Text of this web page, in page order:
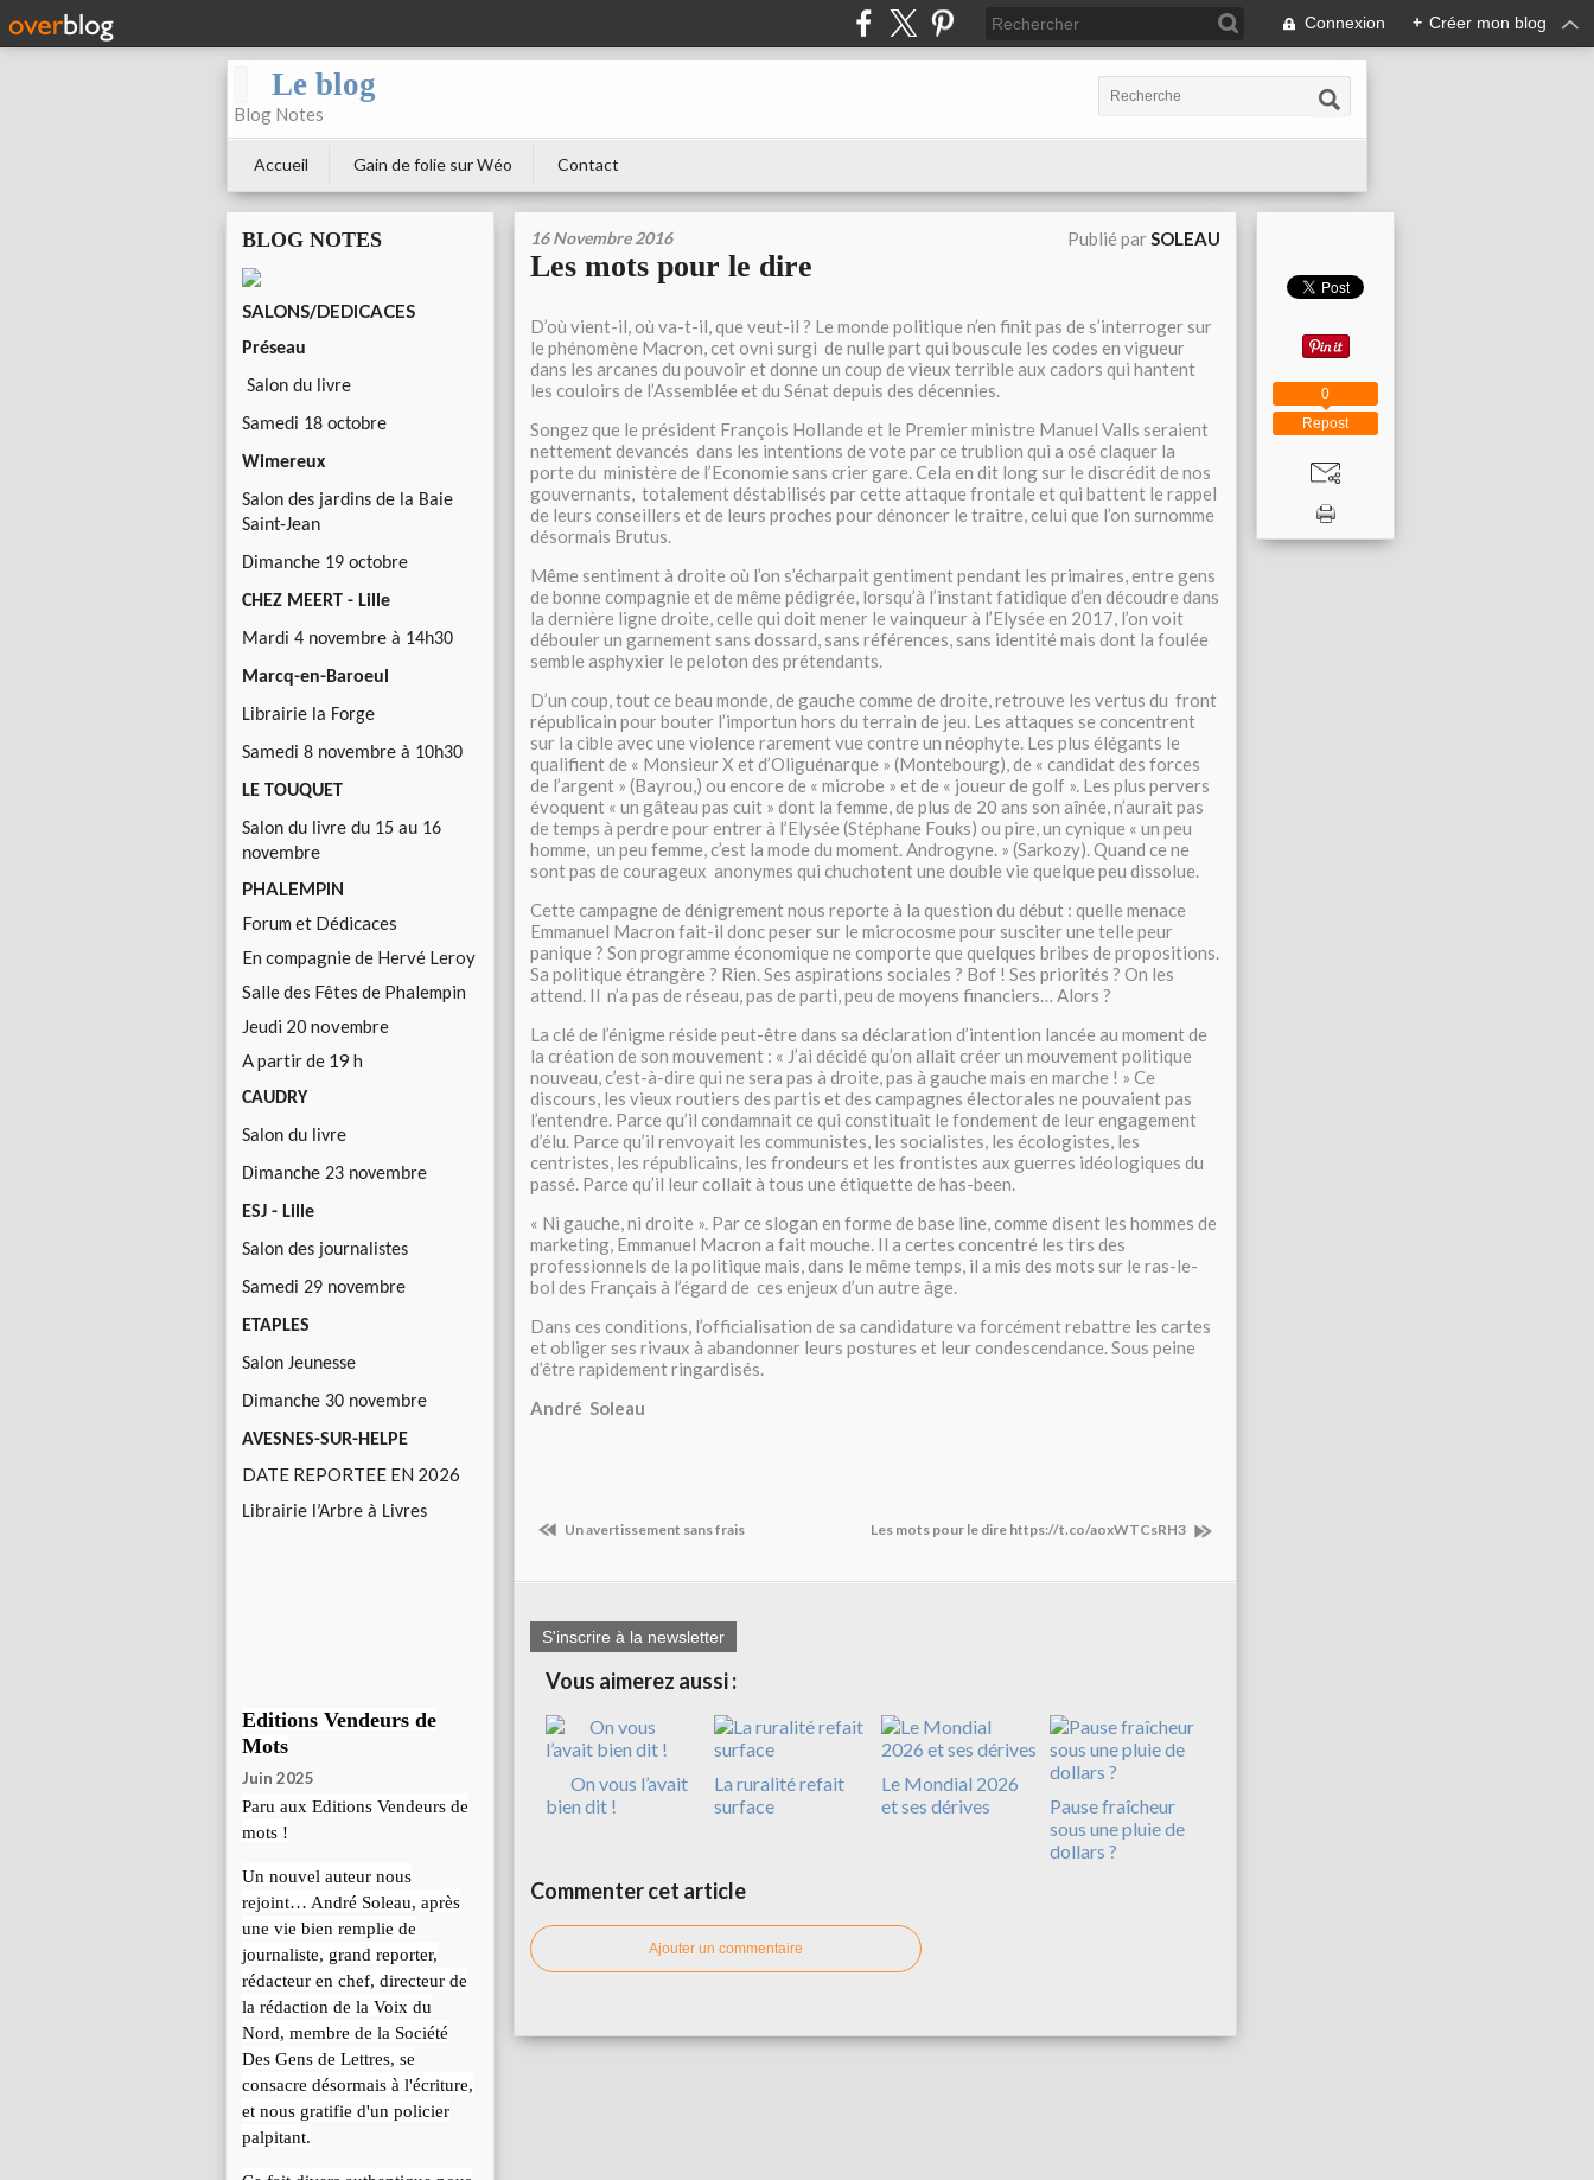
Connexion + Créer mon blog
Le blog
Blog Notes
Accueil Gain de folie sur Wéo Contact
BLOG NOTES
SALONS/DEDICACES
Préseau
Salon du livre
Samedi 18 octobre
Wimereux
Salon des jardins de la Baie
Saint-Jean
Dimanche 19 octobre
CHEZ MEERT - Lille
Mardi 4 novembre à 14h30
Marcq-en-Baroeul
Librairie la Forge
Samedi 8 novembre à 10h30
LE TOUQUET
Salon du livre du 15 au 16
novembre
PHALEMPIN
Forum et Dédicaces
En compagnie de Hervé Leroy
Salle des Fêtes de Phalempin
Jeudi 20 novembre
A partir de 19 h
CAUDRY
Salon du livre
Dimanche 23 novembre
ESJ - Lille
Salon des journalistes
Samedi 29 novembre
ETAPLES
Salon Jeunesse
Dimanche 30 novembre
AVESNES-SUR-HELPE
DATE REPORTEE EN 2026
Librairie l’Arbre à Livres
Editions Vendeurs de
Mots
Juin 2025
Paru aux Editions Vendeurs de
mots !
Un nouvel auteur nous
rejoint… André Soleau, après
une vie bien remplie de
journaliste, grand reporter,
rédacteur en chef, directeur de
la rédaction de la Voix du
Nord, membre de la Société
Des Gens de Lettres, se
consacre désormais à l'écriture,
et nous gratifie d'un policier
palpitant.
16 Novembre 2016 Publié parSOLEAU
Les mots pour le dire
D’où vient-il, où va-t-il, que veut-il ? Le monde politique n’en finit pas de s’interroger sur
le phénomène Macron, cet ovni surgi de nulle part qui bouscule les codes en vigueur
dans les arcanes du pouvoir et donne un coup de vieux terrible aux cadors qui hantent
les couloirs de l’Assemblée et du Sénat depuis des décennies.
Songez que le président François Hollande et le Premier ministre Manuel Valls seraient
nettement devancés dans les intentions de vote par ce trublion qui a osé claquer la
porte du ministère de l’Economie sans crier gare. Cela en dit long sur le discrédit de nos
gouvernants, totalement déstabilisés par cette attaque frontale et qui battent le rappel
de leurs conseillers et de leurs proches pour dénoncer le traitre, celui que l’on surnomme
désormais Brutus.
Même sentiment à droite où l’on s’écharpait gentiment pendant les primaires, entre gens
de bonne compagnie et de même pédigrée, lorsqu’à l’instant fatidique d’en découdre dans
la dernière ligne droite, celle qui doit mener le vainqueur à l’Elysée en 2017, l’on voit
débouler un garnement sans dossard, sans références, sans identité mais dont la foulée
semble asphyxier le peloton des prétendants.
D’un coup, tout ce beau monde, de gauche comme de droite, retrouve les vertus du front
républicain pour bouter l’importun hors du terrain de jeu. Les attaques se concentrent
sur la cible avec une violence rarement vue contre un néophyte. Les plus élégants le
qualifient de « Monsieur X et d’Oliguénarque » (Montebourg), de « candidat des forces
de l’argent » (Bayrou,) ou encore de « microbe » et de « joueur de golf ». Les plus pervers
évoquent « un gâteau pas cuit » dont la femme, de plus de 20 ans son aînée, n’aurait pas
de temps à perdre pour entrer à l’Elysée (Stéphane Fouks) ou pire, un cynique « un peu
homme, un peu femme, c’est la mode du moment. Androgyne. » (Sarkozy). Quand ce ne
sont pas de courageux anonymes qui chuchotent une double vie quelque peu dissolue.
Cette campagne de dénigrement nous reporte à la question du début : quelle menace
Emmanuel Macron fait-il donc peser sur le microcosme pour susciter une telle peur
panique ? Son programme économique ne comporte que quelques bribes de propositions.
Sa politique étrangère ? Rien. Ses aspirations sociales ? Bof ! Ses priorités ? On les
attend. Il n’a pas de réseau, pas de parti, peu de moyens financiers… Alors ?
La clé de l’énigme réside peut-être dans sa déclaration d’intention lancée au moment de
la création de son mouvement : « J’ai décidé qu’on allait créer un mouvement politique
nouveau, c’est-à-dire qui ne sera pas à droite, pas à gauche mais en marche ! » Ce
discours, les vieux routiers des partis et des campagnes électorales ne pouvaient pas
l’entendre. Parce qu’il condamnait ce qui constituait le fondement de leur engagement
d’élu. Parce qu’il renvoyait les communistes, les socialistes, les écologistes, les
centristes, les républicains, les frondeurs et les frontistes aux guerres idéologiques du
passé. Parce qu’il leur collait à tous une étiquette de has-been.
« Ni gauche, ni droite ». Par ce slogan en forme de base line, comme disent les hommes de
marketing, Emmanuel Macron a fait mouche. Il a certes concentré les tirs des
professionnels de la politique mais, dans le même temps, il a mis des mots sur le ras-le-
bol des Français à l’égard de ces enjeux d’un autre âge.
Dans ces conditions, l’officialisation de sa candidature va forcément rebattre les cartes
et obliger ses rivaux à abandonner leurs postures et leur condescendance. Sous peine
d’être rapidement ringardisés.
André Soleau
Un avertissement sans frais Les mots pour le dire https://t.co/aoxWTCsRH3
S'inscrire à la newsletter
Vous aimerez aussi :
On vous l’avait
bien dit !
La ruralité refait
surface
Le Mondial 2026
et ses dérives
Pause fraîcheur
sous une pluie de
dollars ?
Commenter cet article
Ajouter un commentaire
Repost
0